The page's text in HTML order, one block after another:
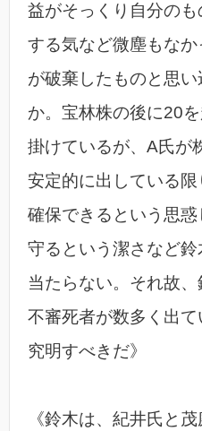
益がそっくり自分の
する気など微塵もな
が破棄したものと思
か。宝林株の後に20
掛けているが、A氏が
安定的に出している
確保できるという思
守るという潔さなど
当たらない。それ故
不審死者が数多く出
究明すべきだ》
《鈴木は、紀井氏と